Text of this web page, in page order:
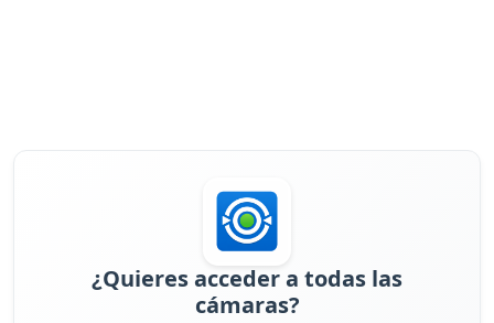
¿Quieres acceder a todas las
cámaras?